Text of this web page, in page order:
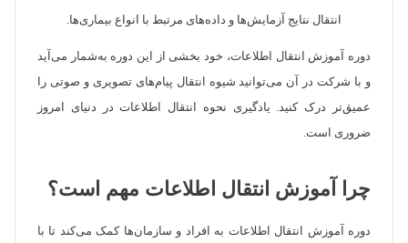
انتقال نتایج آزمایش‌ها و داده‌های مرتبط با انواع بیماری‌ها.
دوره آموزش انتقال اطلاعات، خود بخشی از این دوره به‌شمار می‌آید
و با شرکت در آن می‌توانید شیوه انتقال پیام‌های تصویری و صوتی را
عمیق‌تر درک کنید. یادگیری نحوه انتقال اطلاعات در دنیای امروز
ضروری است.
چرا آموزش انتقال اطلاعات مهم است؟
دوره آموزش انتقال اطلاعات به افراد و سازمان‌ها کمک می‌کند تا با